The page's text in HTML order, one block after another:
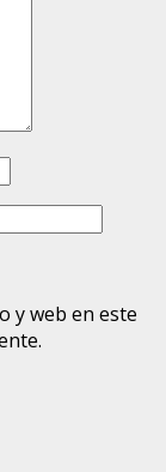
y web en este